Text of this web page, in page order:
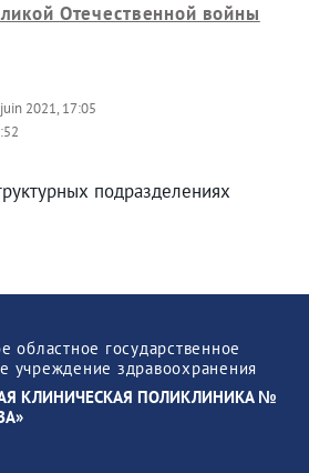
Отечественной войны
2021, 17:05
подразделениях
областное государственное
учреждение здравоохранения
КЛИНИЧЕСКАЯ ПОЛИКЛИНИКА №